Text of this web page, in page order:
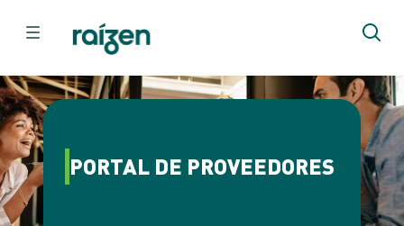
PORTAL DE PROVEEDORES